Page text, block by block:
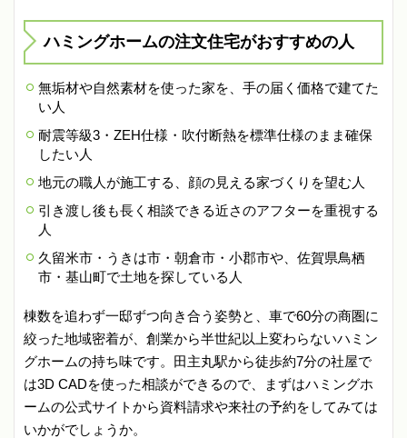
ハミングホームの注文住宅がおすすめの人
無垢材や自然素材を使った家を、手の届く価格で建てた
い人
耐震等級3・ZEH仕様・吹付断熱を標準仕様のまま確保
したい人
地元の職人が施工する、顔の見える家づくりを望む人
引き渡し後も長く相談できる近さのアフターを重視する
人
久留米市・うきは市・朝倉市・小郡市や、佐賀県鳥栖
市・基山町で土地を探している人
棟数を追わず一邸ずつ向き合う姿勢と、車で60分の商圏に
絞った地域密着が、創業から半世紀以上変わらないハミン
グホームの持ち味です。田主丸駅から徒歩約7分の社屋で
は3D CADを使った相談ができるので、まずはハミングホ
ームの公式サイトから資料請求や来社の予約をしてみては
いかがでしょうか。